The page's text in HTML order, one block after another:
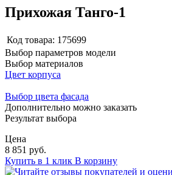
Прихожая Танго-1
Код товара: 175699
Выбор параметров модели
Выбор материалов
Цвет корпуса
Выбор цвета фасада
Дополнительно можно заказать
Результат выбора
Цена
8 851 руб.
Купить в 1 клик В корзину